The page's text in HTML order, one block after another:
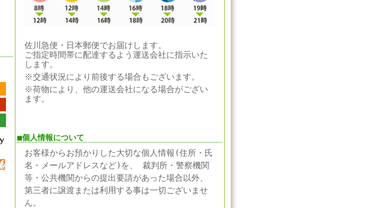
佐川急便・日本郵便でお届けします。
ご指定時間帯に配達するよう運送会社に指示いた
します。
※交通状況により前後する場合もございます。
※荷物により、他の運送会社になる場合がござい
ます。
■個人情報について
お客様からお預かりした大切な個人情報(住所・氏
名・メールアドレスなど)を、 裁判所・警察機関
等・公共機関からの提出要請があった場合以外、
第三者に譲渡または利用する事は一切ございませ
ん。